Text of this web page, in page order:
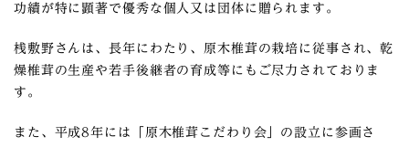
功績が特に顕著で優秀な個人又は団体に贈られます。
桟敷野さんは、長年にわたり、原木椎茸の栽培に従事され、乾
燥椎茸の生産や若手後継者の育成等にもご尽力されておりま
す。
また、平成8年には「原木椎茸こだわり会」の設立に参画さ